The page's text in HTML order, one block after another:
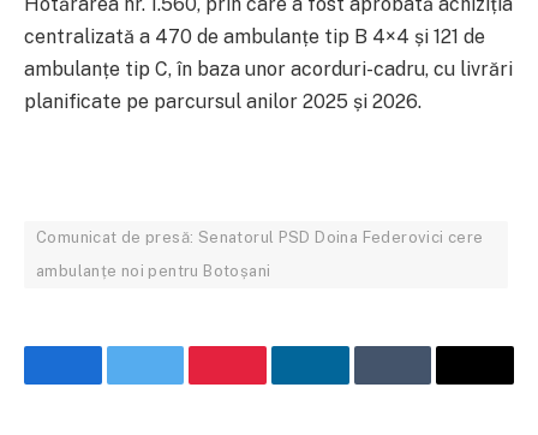
centralizată a 470 de ambulanțe tip B 4×4 și 121 de
ambulanțe tip C, în baza unor acorduri-cadru, cu livrări
planificate pe parcursul anilor 2025 și 2026.
Comunicat de presă: Senatorul PSD Doina Federovici cere
ambulanțe noi pentru Botoșani
FacebookTwitter PinterestLinkedInTumblr Email